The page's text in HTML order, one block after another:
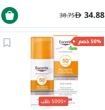
34.88
38.75
50% خصم
+5000 طلب